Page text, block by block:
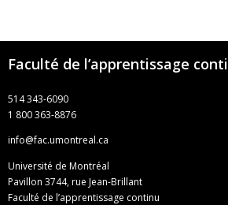
Faculté de l’apprentissage
514 343-6090
1 800 363-8876
info@fac.umontreal.ca
Université de Montréal
Pavillon 3744, rue Jean-Brillant
Faculté de l’apprentissage continu